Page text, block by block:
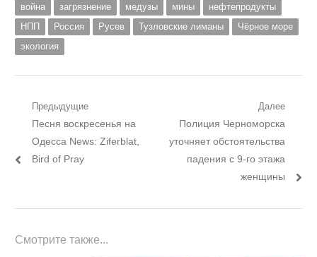
война загрязнение медузы мины
нефтепродукты
НПП
Россия Русев Тузловские лиманы
Чёрное море
экология
Навигация
по
записям
Предыдущие
Предыдущий
пост:
Песня воскресенья на
Одесса News: Ziferblat,
Bird of Pray
Далее
Следующий
пост:
Полиция Черноморска
уточняет обстоятельства
падения с 9-го этажа
женщины
Смотрите также...